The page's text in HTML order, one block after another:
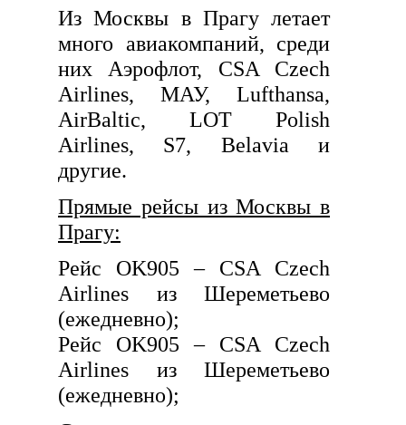
Из Москвы в Прагу летает
много авиакомпаний, среди
них Аэрофлот, CSA Czech
Airlines, МАУ, Lufthansa,
AirBaltic, LOT Polish
Airlines, S7, Belavia и
другие.
Прямые рейсы из Москвы в
Прагу:
Рейс OK905 – CSA Czech
Airlines из Шереметьево
(ежедневно);
Рейс OK905 – CSA Czech
Airlines из Шереметьево
(ежедневно);